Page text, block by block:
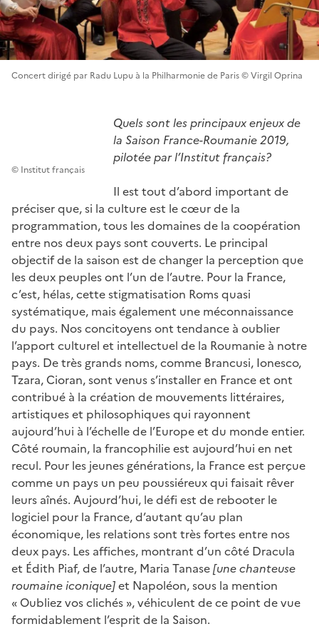
Concert dirigé par Radu Lupu à la Philharmonie de Paris © Virgil Oprina
© Institut français
Quels sont les principaux enjeux de
la Saison France-Roumanie 2019,
pilotée par l’Institut français?
Il est tout d’abord important de
préciser que, si la culture est le cœur de la
programmation, tous les domaines de la coopération
entre nos deux pays sont couverts. Le principal
objectif de la saison est de changer la perception que
les deux peuples ont l’un de l’autre. Pour la France,
c’est, hélas, cette stigmatisation Roms quasi
systématique, mais également une méconnaissance
du pays. Nos concitoyens ont tendance à oublier
l’apport culturel et intellectuel de la Roumanie à notre
pays. De très grands noms, comme Brancusi, Ionesco,
Tzara, Cioran, sont venus s’installer en France et ont
contribué à la création de mouvements littéraires,
artistiques et philosophiques qui rayonnent
aujourd’hui à l’échelle de l’Europe et du monde entier.
Côté roumain, la francophilie est aujourd’hui en net
recul. Pour les jeunes générations, la France est perçue
comme un pays un peu poussiéreux qui faisait rêver
leurs aînés. Aujourd’hui, le défi est de rebooter le
logiciel pour la France, d’autant qu’au plan
économique, les relations sont très fortes entre nos
deux pays. Les affiches, montrant d’un côté Dracula
et Édith Piaf, de l’autre, Maria Tanase[une chanteuse
roumaine iconique]et Napoléon, sous la mention
« Oubliez vos clichés », véhiculent de ce point de vue
formidablement l’esprit de la Saison.